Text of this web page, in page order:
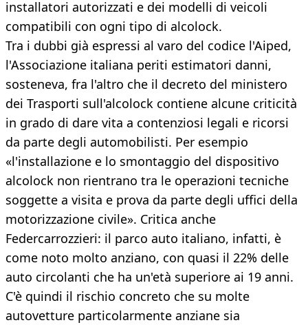
installatori autorizzati e dei modelli di veicoli
compatibili con ogni tipo di alcolock.
Tra i dubbi già espressi al varo del codice l'Aiped,
l'Associazione italiana periti estimatori danni,
sosteneva, fra l'altro che il decreto del ministero
dei Trasporti sull'alcolock contiene alcune criticità
in grado di dare vita a contenziosi legali e ricorsi
da parte degli automobilisti. Per esempio
«l'installazione e lo smontaggio del dispositivo
alcolock non rientrano tra le operazioni tecniche
soggette a visita e prova da parte degli uffici della
motorizzazione civile». Critica anche
Federcarrozzieri: il parco auto italiano, infatti, è
come noto molto anziano, con quasi il 22% delle
auto circolanti che ha un'età superiore ai 19 anni.
C'è quindi il rischio concreto che su molte
autovetture particolarmente anziane sia